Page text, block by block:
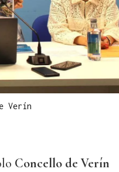
Verín
Concello de Verín